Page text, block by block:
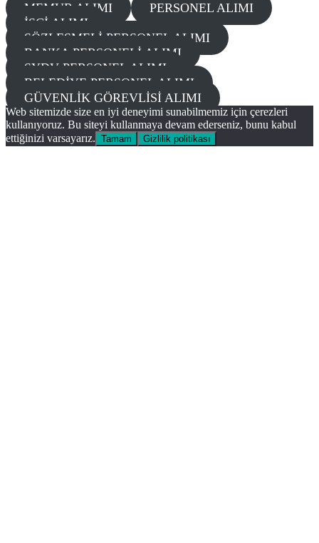
MEMUR ALIMI
PERSONEL ALIMI
İŞÇİ ALIMI
SÖZLEŞMELİ PERSONEL ALIMI
BANKA PERSONELİ ALIMI
SYDV PERSONEL ALIMI
BELEDİYE PERSONEL ALIMI
GÜVENLİK GÖREVLİSİ ALIMI
Web sitemizde size en iyi deneyimi sunabilmemiz için çerezleri
kullanıyoruz. Bu siteyi kullanmaya devam ederseniz, bunu kabul
ettiğinizi varsayarız. Tamam Gizlilik politikası